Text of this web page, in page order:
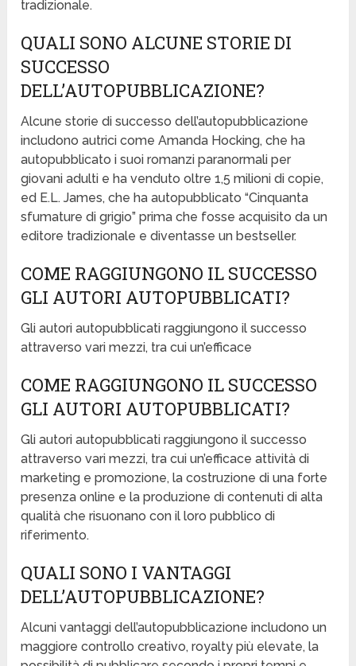
tradizionale.
QUALI SONO ALCUNE STORIE DI
SUCCESSO
DELL’AUTOPUBBLICAZIONE?
Alcune storie di successo dell’autopubblicazione
includono autrici come Amanda Hocking, che ha
autopubblicato i suoi romanzi paranormali per
giovani adulti e ha venduto oltre 1,5 milioni di copie,
ed E.L. James, che ha autopubblicato “Cinquanta
sfumature di grigio” prima che fosse acquisito da un
editore tradizionale e diventasse un bestseller.
COME RAGGIUNGONO IL SUCCESSO
GLI AUTORI AUTOPUBBLICATI?
Gli autori autopubblicati raggiungono il successo
attraverso vari mezzi, tra cui un’efficace
COME RAGGIUNGONO IL SUCCESSO
GLI AUTORI AUTOPUBBLICATI?
Gli autori autopubblicati raggiungono il successo
attraverso vari mezzi, tra cui un’efficace attività di
marketing e promozione, la costruzione di una forte
presenza online e la produzione di contenuti di alta
qualità che risuonano con il loro pubblico di
riferimento.
QUALI SONO I VANTAGGI
DELL’AUTOPUBBLICAZIONE?
Alcuni vantaggi dell’autopubblicazione includono un
maggiore controllo creativo, royalty più elevate, la